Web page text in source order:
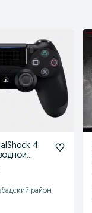
4
район